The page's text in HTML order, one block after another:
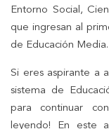
Entorno Social,
que ingresan al
de Educación Media.
Si eres aspirante a
sistema de
para continuar
leyendo! En este